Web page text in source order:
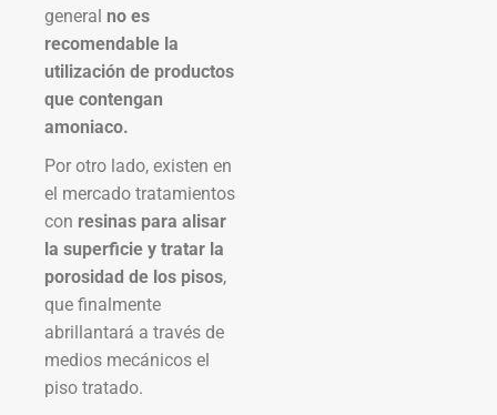
general no es
recomendable la
utilización de productos
que contengan
amoniaco.
Por otro lado, existen en
el mercado tratamientos
con resinas para alisar
la superficie y tratar la
porosidad de los pisos,
que finalmente
abrillantará a través de
medios mecánicos el
piso tratado.